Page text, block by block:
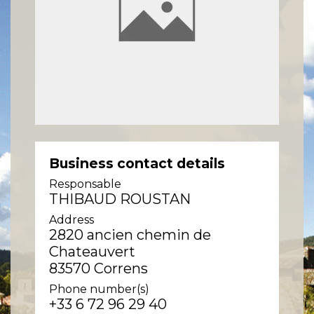
Business contact details
Responsable
THIBAUD ROUSTAN
Address
2820 ancien chemin de
Chateauvert
83570 Correns
Phone number(s)
+33 6 72 96 29 40